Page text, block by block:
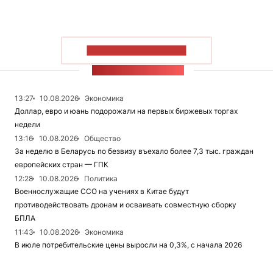
13:27 10.08.2026
Экономика
Доллар, евро и юань подорожали на первых биржевых торгах
недели
13:16
10.08.2026
Общество
За неделю в Беларусь по безвизу въехало более 7,3 тыс. граждан
европейских стран — ГПК
12:28
10.08.2026
Политика
Военнослужащие ССО на учениях в Китае будут
противодействовать дронам и осваивать совместную сборку
БПЛА
11:43
10.08.2026
Экономика
В июле потребительские цены выросли на 0,3%, с начала 2026